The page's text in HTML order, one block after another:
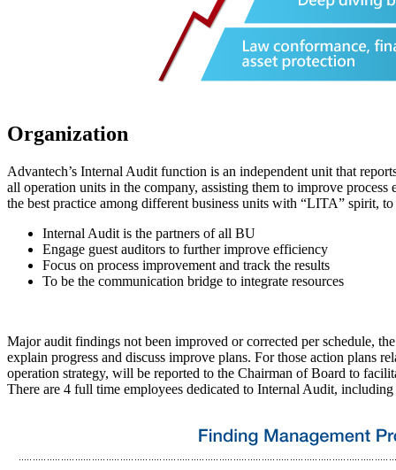
Organization
Advantech’s Internal Audit function is an independent unit that
all operation units in the company, assisting them to improve
the best practice among different business units with “LITA” spirit,
Internal Audit is the partners of all BU
Engage guest auditors to further improve efficiency
Focus on process improvement and track the results
To be the communication bridge to integrate resources
Major audit findings not been improved or corrected per schedule,
explain progress and discuss improve plans. For those action plans
operation strategy, will be reported to the Chairman of Board to
There are 4 full time employees dedicated to Internal Audit,